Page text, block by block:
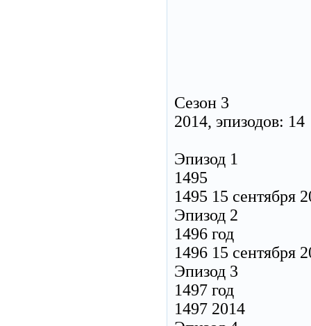
Сезон 3
2014, эпизодов: 14
Эпизод 1
1495
1495 15 сентября
Эпизод 2
1496 год
1496 15 сентября
Эпизод 3
1497 год
1497 2014